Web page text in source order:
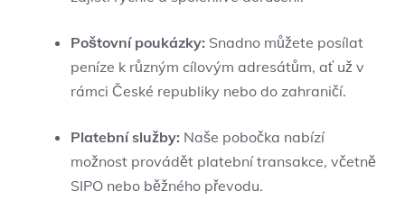
Poštovní poukázky: Snadno můžete posílat
peníze k různým cílovým adresátům, ať už v
rámci České republiky nebo do zahraničí.
Platební služby: Naše pobočka nabízí
možnost provádět platební transakce, včetně
SIPO nebo běžného převodu.